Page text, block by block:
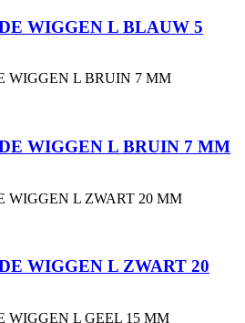
WIGGEN L BLAUW 5
WIGGEN L BRUIN 7 MM
WIGGEN L ZWART 20